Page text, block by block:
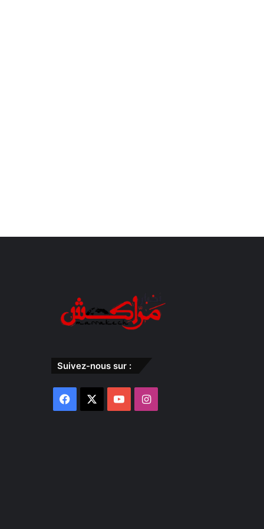
Suivez-nous sur :
Facebook YouTubeInstagram